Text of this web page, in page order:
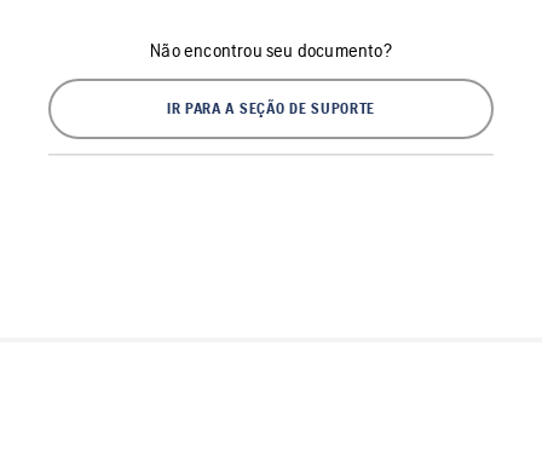
Não encontrou seu documento?
IR PARA A SEÇÃO DE SUPORTE